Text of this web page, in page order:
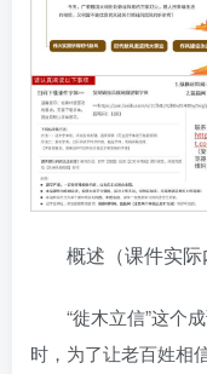
概述（课件实际
“徙木立信”这个
时，为了让老百姓相